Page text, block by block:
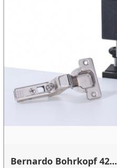
Bernardo Bohrkopf 42...